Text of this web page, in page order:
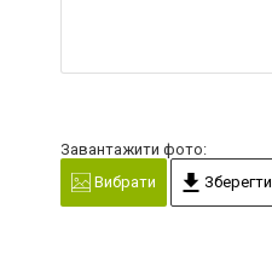
Завантажити фото:
Вибрати
Зберегти